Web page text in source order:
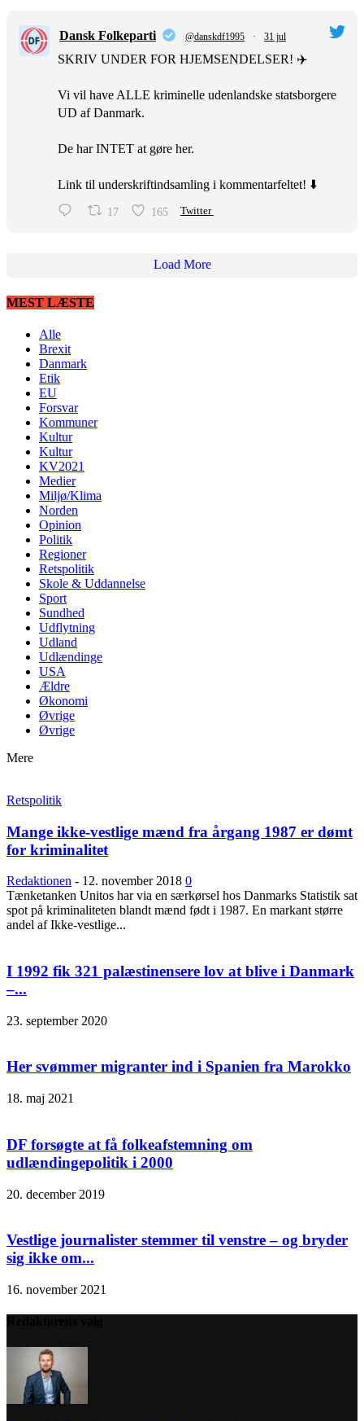
Dansk Folkeparti @danskdf1995 · 31 jul
SKRIV UNDER FOR HJEMSENDELSER! ✈️
Vi vil have ALLE kriminelle udenlandske statsborgere
UD af Danmark.
De har INTET at gøre her.
Link til underskriftindsamling i kommentarfeltet! ⬇️
17 165 Twitter
Load More
MEST LÆSTE
Alle
Brexit
Danmark
Etik
EU
Forsvar
Kommuner
Kultur
Kultur
KV2021
Medier
Miljø/Klima
Norden
Opinion
Politik
Regioner
Retspolitik
Skole & Uddannelse
Sport
Sundhed
Udflytning
Udland
Udlændinge
USA
Ældre
Økonomi
Øvrige
Øvrige
Mere
Retspolitik
Mange ikke-vestlige mænd fra årgang 1987 er dømt
for kriminalitet
Redaktionen - 12. november 2018 0
Tænketanken Unitos har via en særkørsel hos Danmarks Statistik sat
spot på kriminaliteten blandt mænd født i 1987. En markant større
andel af Ikke-vestlige...
I 1992 fik 321 palæstinensere lov at blive i Danmark
–...
23. september 2020
Her svømmer migranter ind i Spanien fra Marokko
18. maj 2021
DF forsøgte at få folkeafstemning om
udlændingepolitik i 2000
20. december 2019
Vestlige journalister stemmer til venstre – og bryder
sig ikke om...
16. november 2021